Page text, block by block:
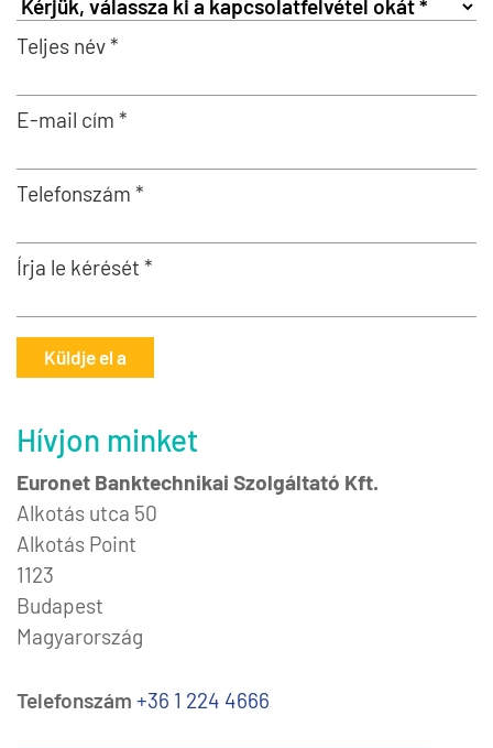
Teljes név *
E-mail cím *
Telefonszám *
Írja le kérését *
Küldje el a
Hívjon minket
Euronet Banktechnikai Szolgáltató Kft.
Alkotás utca 50
Alkotás Point
1123
Budapest
Magyarország
Telefonszám +36 1 224 4666